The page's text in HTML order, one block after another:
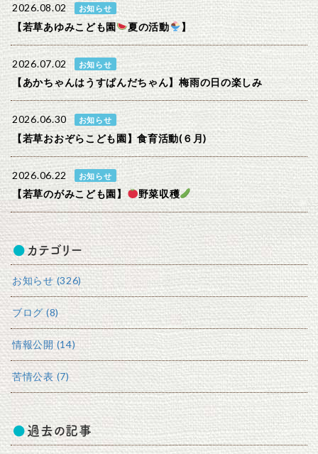
2026.08.02 お知らせ
【若草あゆみこども園 夏の活動 】
2026.07.02 お知らせ
【あかちゃんはうすぱんだちゃん】梅雨の日の楽しみ
2026.06.30 お知らせ
【若草おおぞらこども園】食育活動(６月)
2026.06.22 お知らせ
【若草のがみこども園】 野菜収穫
カテゴリー
お知らせ (326)
ブログ (8)
情報公開 (14)
苦情公表 (7)
過去の記事